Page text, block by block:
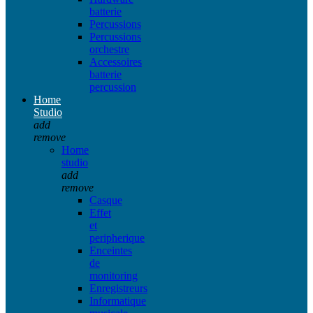
batterie
Percussions
Percussions
orchestre
Accessoires
batterie
percussion
Home
Studio
add
remove
Home
studio
add
remove
Casque
Effet
et
peripherique
Enceintes
de
monitoring
Enregistreurs
Informatique